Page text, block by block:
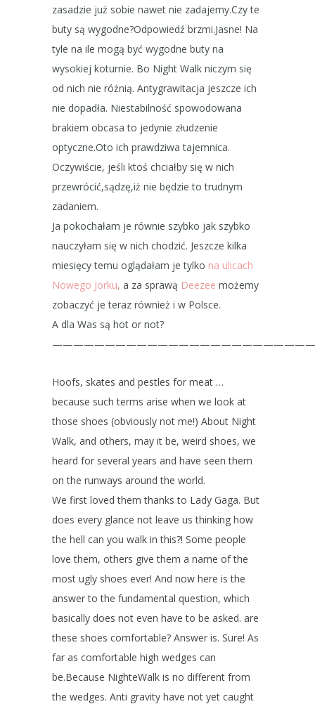
zasadzie już sobie nawet nie zadajemy.Czy te
buty są wygodne?Odpowiedź brzmi.Jasne! Na
tyle na ile mogą być wygodne buty na
wysokiej koturnie. Bo Night Walk niczym się
od nich nie różnią. Antygrawitacja jeszcze ich
nie dopadła. Niestabilność spowodowana
brakiem obcasa to jedynie złudzenie
optyczne.Oto ich prawdziwa tajemnica.
Oczywiście, jeśli ktoś chciałby się w nich
przewrócić,sądzę,iż nie będzie to trudnym
zadaniem.
Ja pokochałam je równie szybko jak szybko
nauczyłam się w nich chodzić. Jeszcze kilka
miesięcy temu oglądałam je tylko na ulicach
Nowego Jorku, a za sprawą Deezee możemy
zobaczyć je teraz również i w Polsce.
A dla Was są hot or not?
Hoofs, skates and pestles for meat …
because such terms arise when we look at
those shoes (obviously not me!) About Night
Walk, and others, may it be, weird shoes, we
heard for several years and have seen them
on the runways around the world.
We first loved them thanks to Lady Gaga. But
does every glance not leave us thinking how
the hell can you walk in this?! Some people
love them, others give them a name of the
most ugly shoes ever! And now here is the
answer to the fundamental question, which
basically does not even have to be asked. are
these shoes comfortable? Answer is. Sure! As
far as comfortable high wedges can
be.Because NighteWalk is no different from
the wedges. Anti gravity have not yet caught